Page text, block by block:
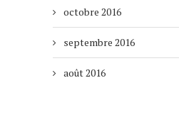
octobre 2016
septembre 2016
août 2016